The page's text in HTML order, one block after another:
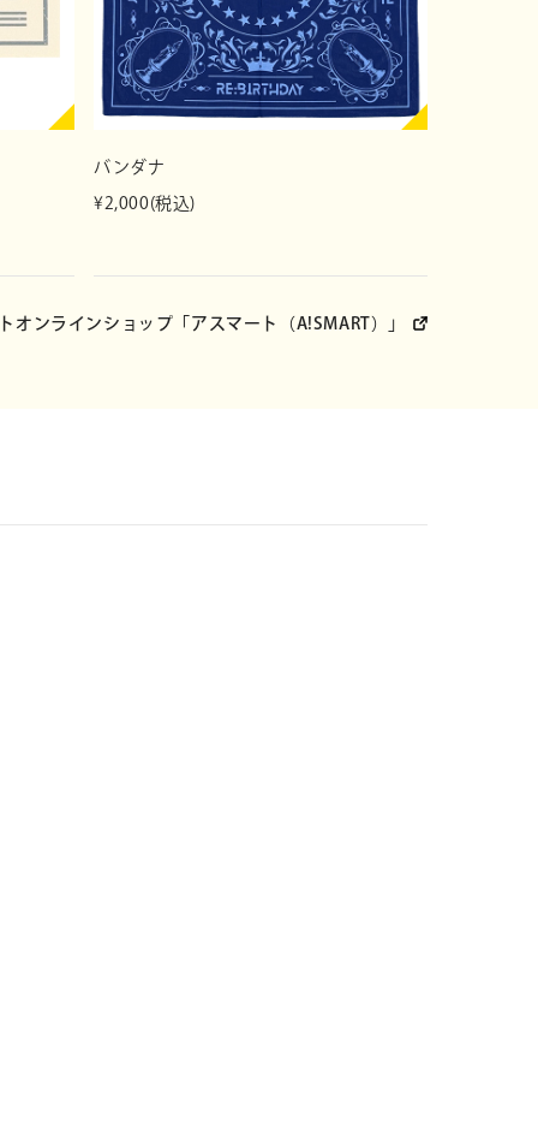
ライド
式会社ディスクガレージ
バンダナ
¥2,000(税込)
オンラインショップ 「アスマート（A!SMART）」